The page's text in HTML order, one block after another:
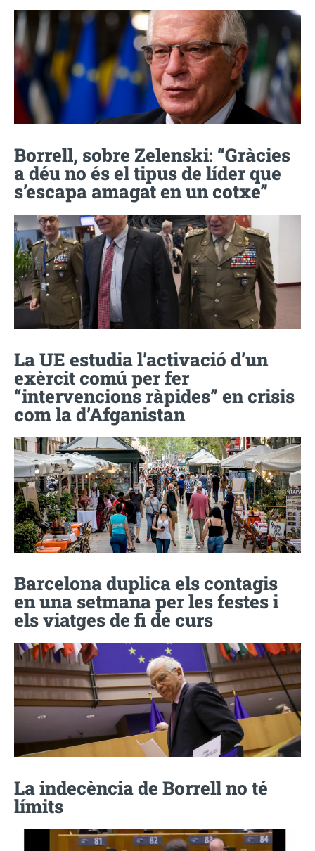
Borrell, sobre Zelenski: “Gràcies
a déu no és el tipus de líder que
s’escapa amagat en un cotxe”
La UE estudia l’activació d’un
exèrcit comú per fer
“intervencions ràpides” en crisis
com la d’Afganistan
Barcelona duplica els contagis
en una setmana per les festes i
els viatges de fi de curs
La indecència de Borrell no té
límits